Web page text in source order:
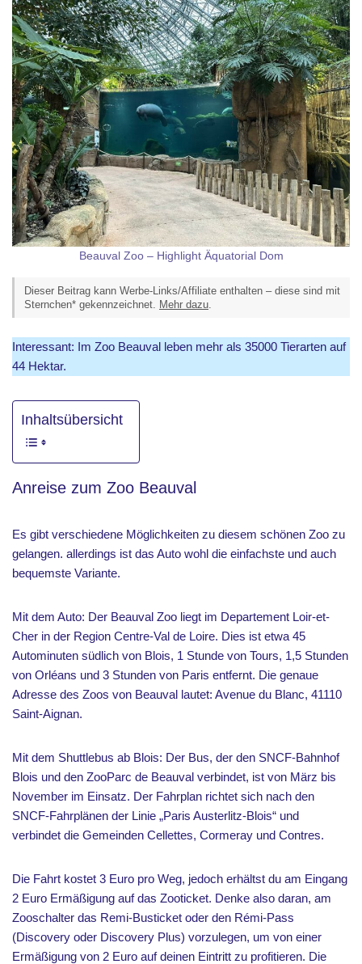
Beauval Zoo – Highlight Äquatorial Dom
Dieser Beitrag kann Werbe-Links/Affiliate enthalten – diese sind mit
Sternchen* gekennzeichnet. Mehr dazu.
Interessant: Im Zoo Beauval leben mehr als 35000 Tierarten auf
44 Hektar.
Inhaltsübersicht
Anreise zum Zoo Beauval
Es gibt verschiedene Möglichkeiten zu diesem schönen Zoo zu
gelangen. allerdings ist das Auto wohl die einfachste und auch
bequemste Variante.
Mit dem Auto: Der Beauval Zoo liegt im Departement Loir-et-
Cher in der Region Centre-Val de Loire. Dies ist etwa 45
Autominuten südlich von Blois, 1 Stunde von Tours, 1,5 Stunden
von Orléans und 3 Stunden von Paris entfernt. Die genaue
Adresse des Zoos von Beauval lautet: Avenue du Blanc, 41110
Saint-Aignan.
Mit dem Shuttlebus ab Blois: Der Bus, der den SNCF-Bahnhof
Blois und den ZooParc de Beauval verbindet, ist von März bis
November im Einsatz. Der Fahrplan richtet sich nach den
SNCF-Fahrplänen der Linie „Paris Austerlitz-Blois“ und
verbindet die Gemeinden Cellettes, Cormeray und Contres.
Die Fahrt kostet 3 Euro pro Weg, jedoch erhältst du am Eingang
2 Euro Ermäßigung auf das Zooticket. Denke also daran, am
Zooschalter das Remi-Busticket oder den Rémi-Pass
(Discovery oder Discovery Plus) vorzulegen, um von einer
Ermäßigung von 2 Euro auf deinen Eintritt zu profitieren. Die